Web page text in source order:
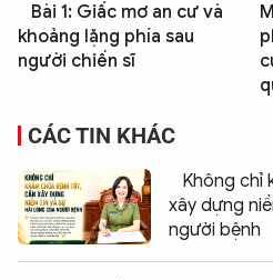
Bài 1: Giấc mơ an cư và
khoảng lặng phía sau
người chiến sĩ
CÁC TIN KHÁC
Không chỉ
xây dựng
người bệnh